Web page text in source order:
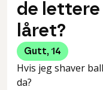
de lettere
låret?
Gutt, 14
Hvis jeg shaver
da?